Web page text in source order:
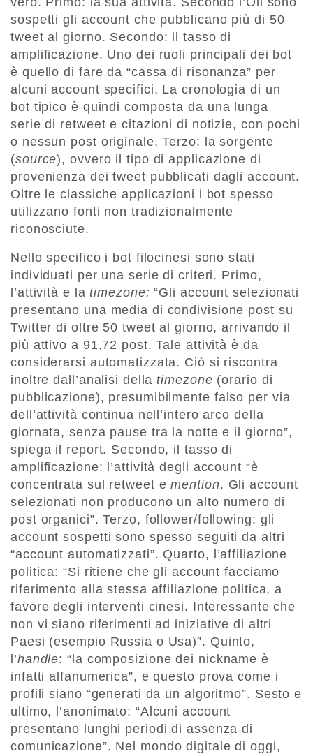
sospetti gli account che pubblicano più di 50
tweet al giorno. Secondo: il tasso di
amplificazione. Uno dei ruoli principali dei bot
è quello di fare da “cassa di risonanza” per
alcuni account specifici. La cronologia di un
bot tipico è quindi composta da una lunga
serie di retweet e citazioni di notizie, con pochi
o nessun post originale. Terzo: la sorgente
(source), ovvero il tipo di applicazione di
provenienza dei tweet pubblicati dagli account.
Oltre le classiche applicazioni i bot spesso
utilizzano fonti non tradizionalmente
riconosciute.
Nello specifico i bot filocinesi sono stati
individuati per una serie di criteri. Primo,
l’attività e latimezone:“Gli account selezionati
presentano una media di condivisione post su
Twitter di oltre 50 tweet al giorno, arrivando il
più attivo a 91,72 post. Tale attività è da
considerarsi automatizzata. Ciò si riscontra
inoltre dall’analisi dellatimezone (orario di
pubblicazione), presumibilmente falso per via
dell’attività continua nell’intero arco della
giornata, senza pause tra la notte e il giorno”,
spiega il report. Secondo, il tasso di
amplificazione: l’attività degli account “è
concentrata sul retweet emention. Gli account
selezionati non producono un alto numero di
post organici”. Terzo, follower/following: gli
account sospetti sono spesso seguiti da altri
“account automatizzati”. Quarto, l’affiliazione
politica: “Si ritiene che gli account facciamo
riferimento alla stessa affiliazione politica, a
favore degli interventi cinesi. Interessante che
non vi siano riferimenti ad iniziative di altri
Paesi (esempio Russia o Usa)”. Quinto,
l’handle: “la composizione dei nickname è
infatti alfanumerica”, e questo prova come i
profili siano “generati da un algoritmo”. Sesto e
ultimo, l’anonimato: “Alcuni account
presentano lunghi periodi di assenza di
comunicazione”. Nel mondo digitale di oggi,